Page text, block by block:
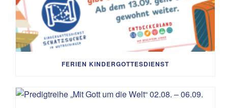
FERIEN KINDERGOTTESDIENST